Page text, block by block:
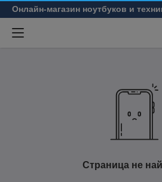
Онлайн-магазин ноутбуков и
Страница не